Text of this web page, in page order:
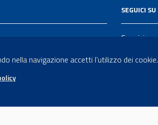
SEGUICI SU
Seguici su
nella navigazione accetti l’utilizzo dei cookie.